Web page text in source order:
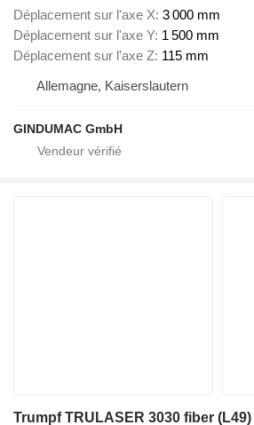
Déplacement sur l'axe X 3 000 mm
Déplacement sur l'axe Y 1 500 mm
Déplacement sur l'axe Z 115 mm
Allemagne, Kaiserslautern
GINDUMAC GmbH
Trumpf TRULASER 3030 fiber (L49)